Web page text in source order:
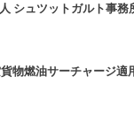
シュツットガルト事務
物燃油サーチャージ